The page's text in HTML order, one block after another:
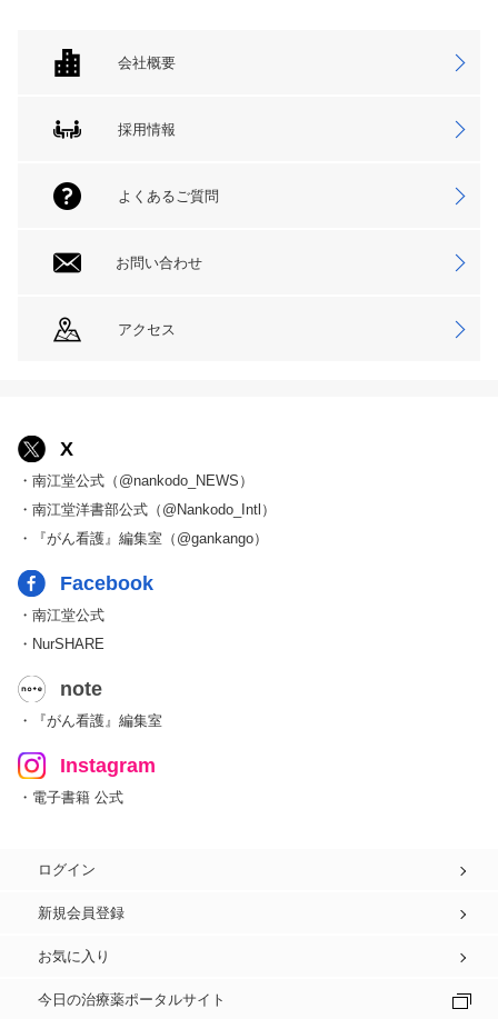
会社概要
採用情報
よくあるご質問
お問い合わせ
アクセス
X
・南江堂公式（@nankodo_NEWS）
・南江堂洋書部公式（@Nankodo_Intl）
・『がん看護』編集室（@gankango）
Facebook
・南江堂公式
・NurSHARE
note
・『がん看護』編集室
Instagram
・電子書籍 公式
ログイン
新規会員登録
お気に入り
今日の治療薬ポータルサイト